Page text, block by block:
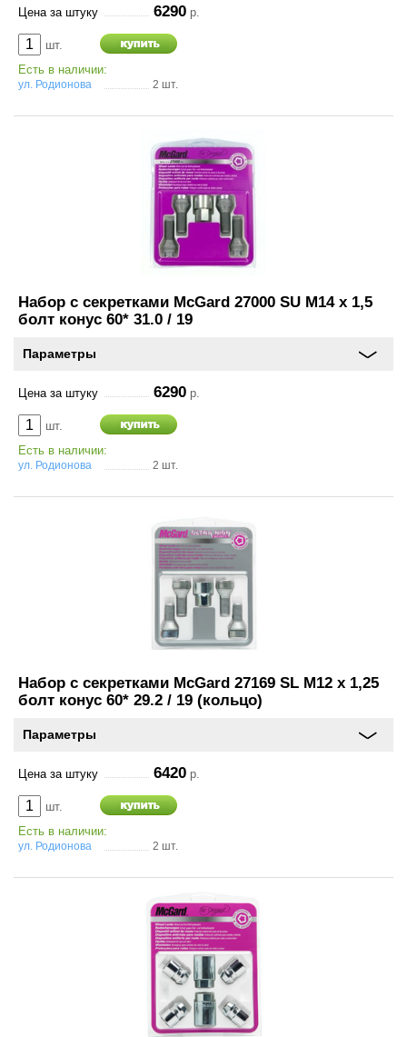
Автохимия
Автоэлектроника
4х4
Все товары
Услуги
On-line запись на
сервисное обслуживание
Условия
Оплата
Новости
Отзывы
Цена за штуку 6290 р.
шт.
Есть в наличии:
ул. Родионова 2 шт.
Набор с секретками McGard 27000 SU M14 x 1,5
болт конус 60* 31.0 / 19
Параметры
Цена за штуку 6290 р.
шт.
Есть в наличии:
ул. Родионова 2 шт.
Набор с секретками McGard 27169 SL M12 x 1,25
болт конус 60* 29.2 / 19 (кольцо)
Параметры
Цена за штуку 6420 р.
шт.
Есть в наличии:
ул. Родионова 2 шт.